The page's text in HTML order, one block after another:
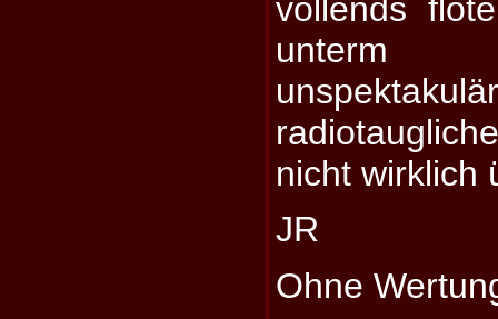
vollends
unterm
nicht wirklich
JR
Ohne